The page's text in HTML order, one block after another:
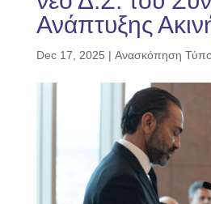
Ανάπτυξης
Dec 17, 2025 | Ανασκόπηση